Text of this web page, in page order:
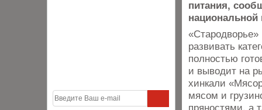
питания,
национальной
«Стародворье»
развивать
полностью
и выводит на
хинкали
мясом и
пряностями, а